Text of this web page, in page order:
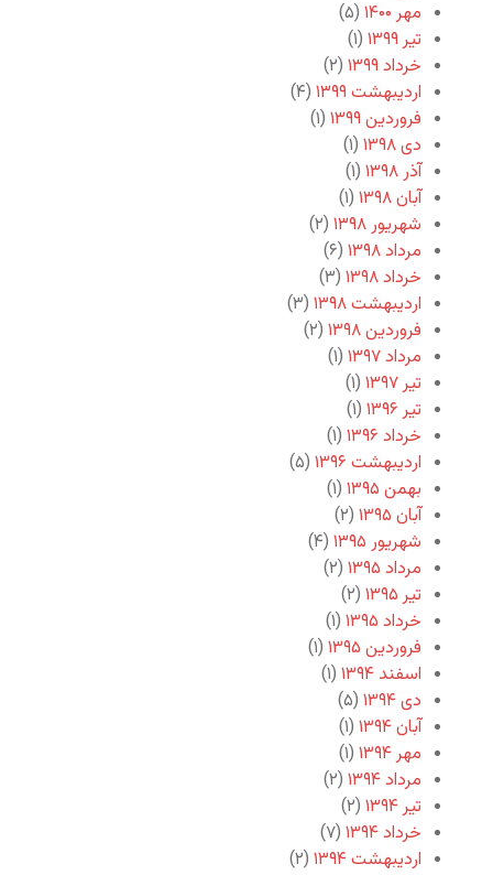
مهر ۱۴۰۰
(۵)
تیر ۱۳۹۹
(۱)
خرداد ۱۳۹۹
(۲)
اردیبهشت ۱۳۹۹
(۴)
فروردین ۱۳۹۹
(۱)
دی ۱۳۹۸
(۱)
آذر ۱۳۹۸
(۱)
آبان ۱۳۹۸
(۱)
شهریور ۱۳۹۸
(۲)
مرداد ۱۳۹۸
(۶)
خرداد ۱۳۹۸
(۳)
اردیبهشت ۱۳۹۸
(۳)
فروردین ۱۳۹۸
(۲)
مرداد ۱۳۹۷
(۱)
تیر ۱۳۹۷
(۱)
تیر ۱۳۹۶
(۱)
خرداد ۱۳۹۶
(۱)
اردیبهشت ۱۳۹۶
(۵)
بهمن ۱۳۹۵
(۱)
آبان ۱۳۹۵
(۲)
شهریور ۱۳۹۵
(۴)
مرداد ۱۳۹۵
(۲)
تیر ۱۳۹۵
(۲)
خرداد ۱۳۹۵
(۱)
فروردین ۱۳۹۵
(۱)
اسفند ۱۳۹۴
(۱)
دی ۱۳۹۴
(۵)
آبان ۱۳۹۴
(۱)
مهر ۱۳۹۴
(۱)
مرداد ۱۳۹۴
(۲)
تیر ۱۳۹۴
(۲)
خرداد ۱۳۹۴
(۷)
اردیبهشت ۱۳۹۴
(۲)